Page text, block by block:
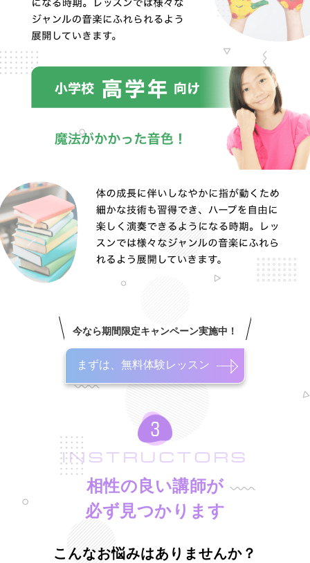
今なら期間限定キャンペーン実施中！
まずは、無料体験レッスン
INSTRUCTORS
相性の良い講師が
必ず見つかります
こんなお悩みはありませんか？